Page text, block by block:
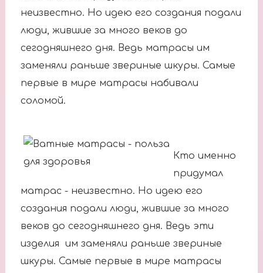
неизвестно. Но идею его создания подали
люди, жившие за много веков до
сегодняшнего дня. Ведь матрасы им
заменяли раньше звериные шкуры. Самые
первые в мире матрасы набивали
соломой.
Кто именно
придумал
матрас - неизвестно. Но идею его
создания подали люди, жившие за много
веков до сегодняшнего дня. Ведь эти
изделия им заменяли раньше звериные
шкуры. Самые первые в мире матрасы